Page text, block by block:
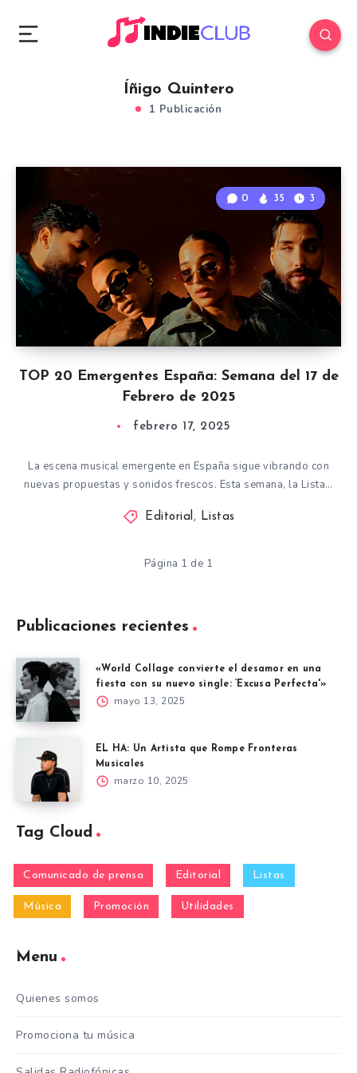
Íñigo Quintero
1 Publicación
TOP 20 Emergentes España: Semana del 17 de
Febrero de 2025
0 35 3
febrero 17, 2025
La escena musical emergente en España sigue vibrando con
nuevas propuestas y sonidos frescos. Esta semana, la Lista…
Editorial, Listas
Página 1 de 1
Publicaciones recientes
«World Collage convierte el desamor en una
fiesta con su nuevo single: ‘Excusa Perfecta'»
mayo 13, 2025
EL HA: Un Artista que Rompe Fronteras
Musicales
marzo 10, 2025
Tag Cloud
Comunicado de prensa Editorial Listas
Música Promoción Utilidades
Menu
Quienes somos
Promociona tu música